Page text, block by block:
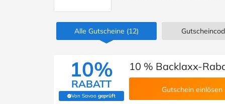
Alle Gutscheine (12)
10%
RABATT
Von Savoo geprüft
(Von Savoo geprüft)
10 % Backlaxx-
Gutschein einlösen